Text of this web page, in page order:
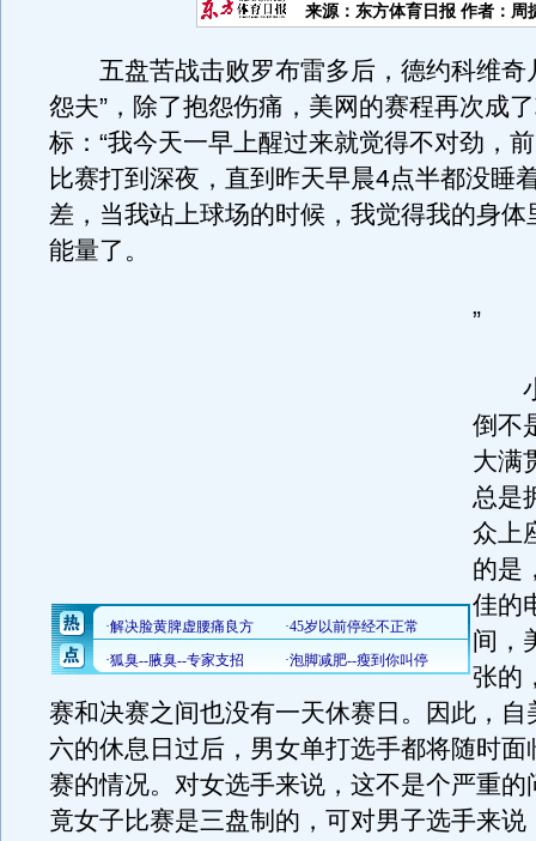
来源：东方体育日报 作者：周
五盘苦战击败罗布雷多后，德约科维奇
怨夫”，除了抱怨伤痛，美网的赛程再次成
标：“我今天一早上醒过来就觉得不对劲，
比赛打到深夜，直到昨天早晨4点半都没睡
差，当我站上球场的时候，我觉得我的身体
能量了。
”
小
倒不
大满
总是
众上
的是
佳的
间，
张的
赛和决赛之间也没有一天休赛日。因此，自
六的休息日过后，男女单打选手都将随时面
赛的情况。对女选手来说，这不是个严重的
竟女子比赛是三盘制的，可对男子选手来说